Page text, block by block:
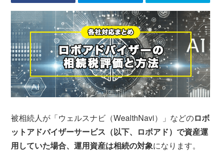
被相続人が「ウェルスナビ（WealthNavi）」などのロボ
ットアドバイザーサービス（以下、ロボアド）で資産運
用していた場合、運用資産は相続の対象になります。